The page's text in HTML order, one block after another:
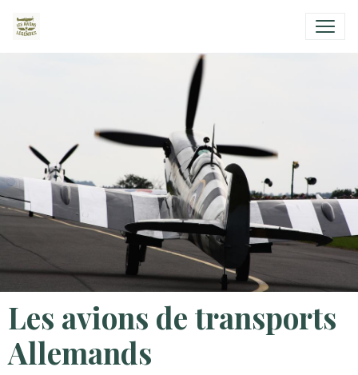
Les avions de transports
Allemands